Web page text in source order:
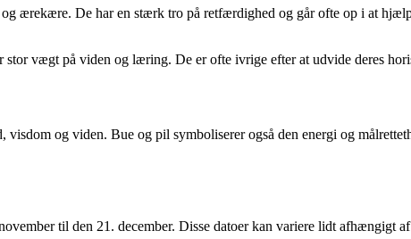
ærekære. De har en stærk tro på retfærdighed og går ofte op i at
stor vægt på viden og læring. De er ofte ivrige efter at udvide deres
og viden. Bue og pil symboliserer også den energi og
til den 21. december. Disse datoer kan variere lidt afhængigt